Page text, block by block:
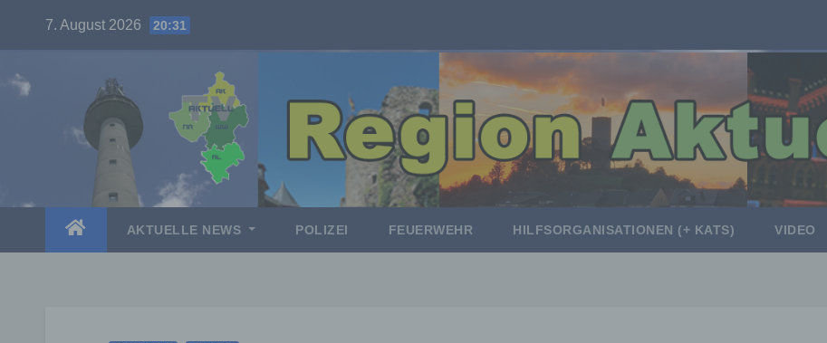
7. August 2026 20:31
AKTUELLE NEWS POLIZEI FEUERWEHR HILFSORGANISATIONEN (+ KATS) VIDEO